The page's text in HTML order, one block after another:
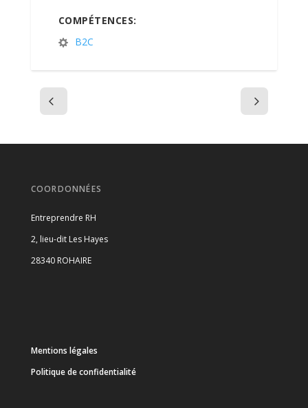
COMPÉTENCES:
B2C
COORDONNÉES
Entreprendre RH
2, lieu-dit Les Hayes
28340 ROHAIRE
Mentions légales
Politique de confidentialité